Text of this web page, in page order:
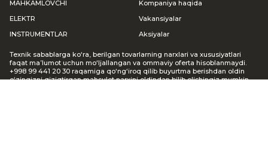
MAHKAMLOVCHI
ELEKTR
INSTRUMENTLAR
Kompaniya haqida
Vakansiyalar
Aksiyalar
Texnik sabablarga ko‘ra, berilgan tovarlarning narxlari va xususiyatlari
faqat ma’lumot uchun mo‘ljallangan va ommaviy oferta hisoblanmaydi.
+998 99 441 20 30 raqamiga qo‘ng‘iroq qilib buyurtma berishdan oldin
o‘zingizni qiziqtirgan mahsulot narxini oldindan bilib olishingiz mumkin.